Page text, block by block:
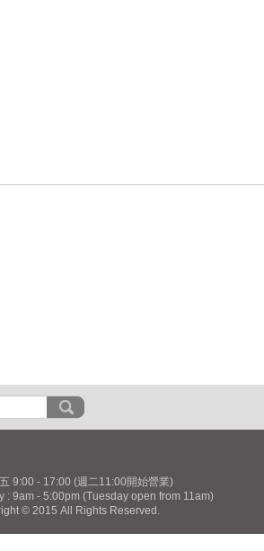
9:00 - 17:00 (週二11:00開始營業)
: 9am - 5:00pm (Tuesday open from 11am)
© 2015 All Rights Reserved.